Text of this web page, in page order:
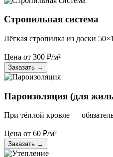
Стропильная система
Лёгкая стропилка из доски
Цена от 300 ₽/м²
Заказать →
Пароизоляция (для
При тёплой кровле —
Цена от 60 ₽/м²
Заказать →